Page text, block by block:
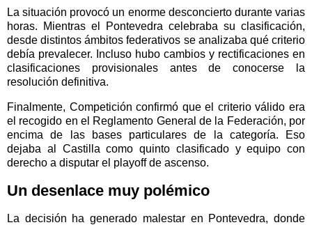
La situación provocó un enorme desconcierto durante varias
horas. Mientras el Pontevedra celebraba su clasificación,
desde distintos ámbitos federativos se analizaba qué criterio
debía prevalecer. Incluso hubo cambios y rectificaciones en
clasificaciones provisionales antes de conocerse la
resolución definitiva.
Finalmente, Competición confirmó que el criterio válido era
el recogido en el Reglamento General de la Federación, por
encima de las bases particulares de la categoría. Eso
dejaba al Castilla como quinto clasificado y equipo con
derecho a disputar el playoff de ascenso.
Un desenlace muy polémico
La decisión ha generado malestar en Pontevedra, donde